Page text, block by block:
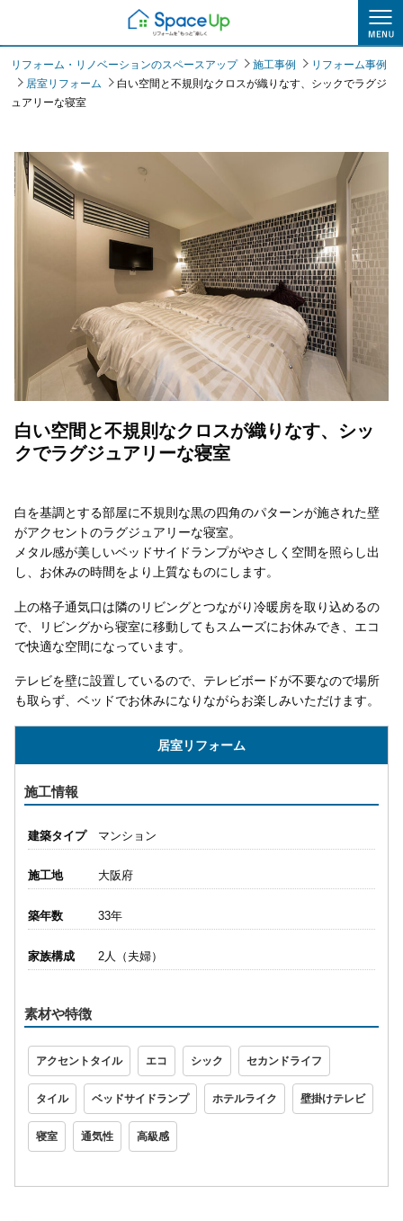
施工事例
リフォーム・リノベーションのスペースアップ 施工事例
リフォーム事例
居室リフォーム
白い空間と不規則なクロスが織りなす、シックでラグジ
ュアリーな寝室
白い空間と不規則なクロスが織りなす、シッ
クでラグジュアリーな寝室
白を基調とする部屋に不規則な黒の四角のパターンが施された壁
がアクセントのラグジュアリーな寝室。
メタル感が美しいベッドサイドランプがやさしく空間を照らし出
し、お休みの時間をより上質なものにします。
上の格子通気口は隣のリビングとつながり冷暖房を取り込めるの
で、リビングから寝室に移動してもスムーズにお休みでき、エコ
で快適な空間になっています。
テレビを壁に設置しているので、テレビボードが不要なので場所
も取らず、ベッドでお休みになりながらお楽しみいただけます。
居室リフォーム
施工情報
建築タイプ マンション
施工地 大阪府
築年数 33年
家族構成 2人（夫婦）
素材や特徴
アクセントタイル エコ シック セカンドライフ
タイル ベッドサイドランプ ホテルライク 壁掛けテレビ
寝室 通気性 高級感